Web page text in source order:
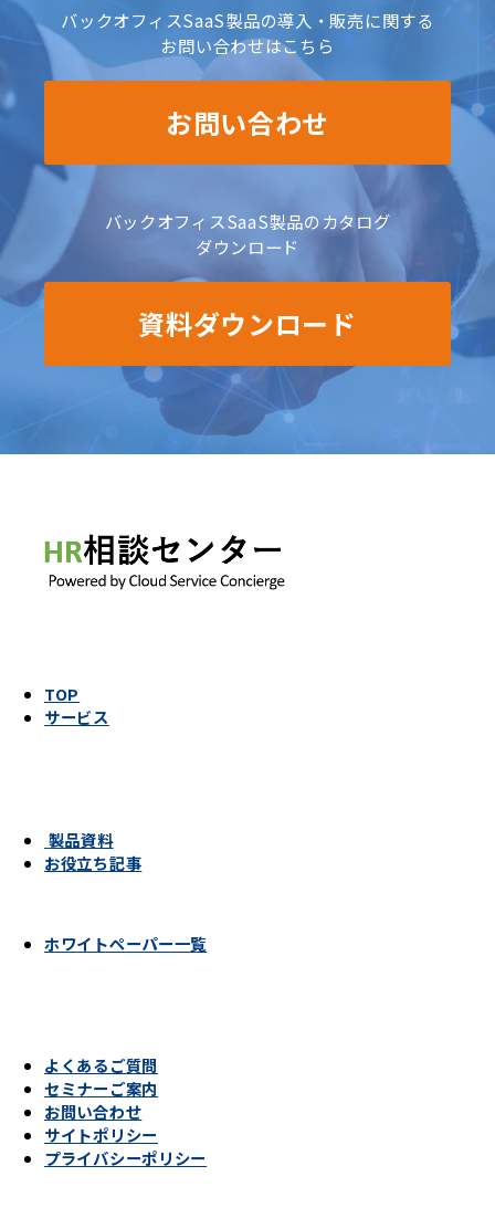
バックオフィスSaaS製品の導入・販売に関する
お問い合わせはこちら
お問い合わせ
バックオフィスSaaS製品のカタログ
ダウンロード
資料ダウンロード
TOP
サービス
製品資料
お役立ち記事
ホワイトペーパー一覧
よくあるご質問
セミナーご案内
お問い合わせ
サイトポリシー
プライバシーポリシー